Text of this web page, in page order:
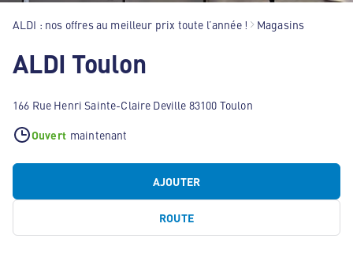
ALDI : nos offres au meilleur prix toute l’année ! Magasins
ALDI Toulon
166 Rue Henri Sainte-Claire Deville 83100 Toulon
Ouvert maintenant
AJOUTER
ROUTE